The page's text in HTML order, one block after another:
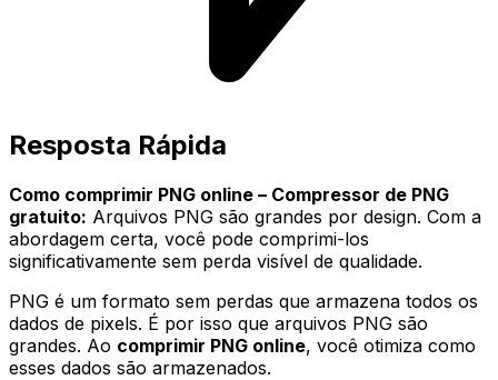
Resposta Rápida
Como comprimir PNG online – Compressor de PNG
gratuito: Arquivos PNG são grandes por design. Com a
abordagem certa, você pode comprimi-los
significativamente sem perda visível de qualidade.
PNG é um formato sem perdas que armazena todos os
dados de pixels. É por isso que arquivos PNG são
grandes. Ao comprimir PNG online, você otimiza como
esses dados são armazenados.